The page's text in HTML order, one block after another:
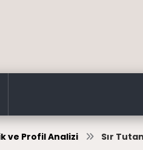
ve Profil Analizi Sır